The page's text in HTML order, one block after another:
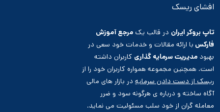
افشای ریسک
تاپ بروکر ایران در قالب یک مرجع آموزش
فارکس با ارائه مقالات و خدمات خود سعی در
بهبود مدیریت سرمایه گذاری کاربران داشته
است. همچنین مجموعه همواره کاربران خود را از
ریسک از دست دادن سرمایه در بازار های مالی
آگاه ساخته و درباره ی هرگونه سود و ضرر
معامله گران از خود سلب مسئولیت می نماید.